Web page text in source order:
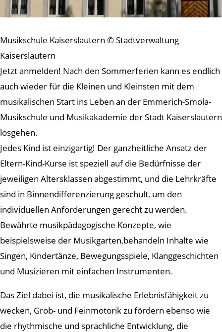
Musikschule Kaiserslautern © Stadtverwaltung
Kaiserslautern
Jetzt anmelden! Nach den Sommerferien kann es endlich
auch wieder für die Kleinen und Kleinsten mit dem
musikalischen Start ins Leben an der Emmerich-Smola-
Musikschule und Musikakademie der Stadt Kaiserslautern
losgehen.
Jedes Kind ist einzigartig! Der ganzheitliche Ansatz der
Eltern-Kind-Kurse ist speziell auf die Bedürfnisse der
jeweiligen Altersklassen abgestimmt, und die Lehrkräfte
sind in Binnendifferenzierung geschult, um den
individuellen Anforderungen gerecht zu werden.
Bewährte musikpädagogische Konzepte, wie
beispielsweise der Musikgarten,behandeln Inhalte wie
Singen, Kindertänze, Bewegungsspiele, Klanggeschichten
und Musizieren mit einfachen Instrumenten.
Das Ziel dabei ist, die musikalische Erlebnisfähigkeit zu
wecken, Grob- und Feinmotorik zu fördern ebenso wie
die rhythmische und sprachliche Entwicklung, die